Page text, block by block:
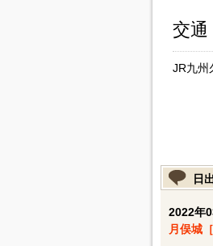
交通
JR九州
日
2022年
月俣城